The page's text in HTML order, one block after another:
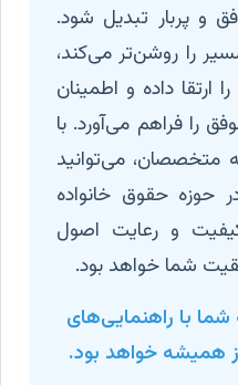
و پربار تبدیل شود.
را روشن‌تر می‌کند،
داده و اطمینان
را فراهم می‌آورد. با
متخصصان، می‌توانید
حوزه حقوق خانواده
و رعایت اصول
شما خواهد بود.
با راهنمایی‌های
همیشه خواهد بود.